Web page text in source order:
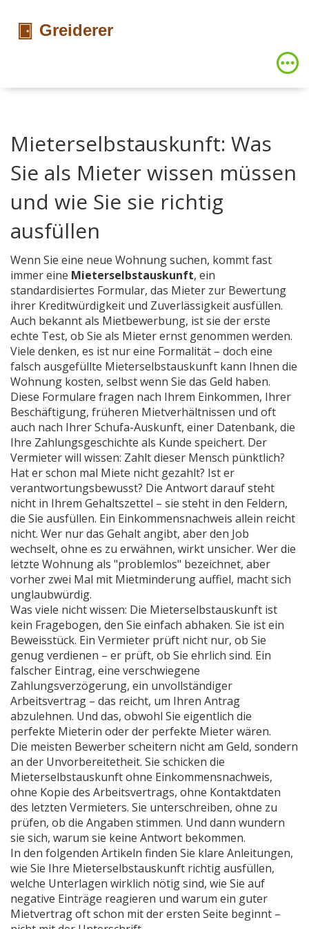
Mieterselbstauskunft: Was
Sie als Mieter wissen müssen
und wie Sie sie richtig
ausfüllen
Wenn Sie eine neue Wohnung suchen, kommt fast
immer eine Mieterselbstauskunft, ein
standardisiertes Formular, das Mieter zur Bewertung
ihrer Kreditwürdigkeit und Zuverlässigkeit ausfüllen.
Auch bekannt als Mietbewerbung, ist sie der erste
echte Test, ob Sie als Mieter ernst genommen werden.
Viele denken, es ist nur eine Formalität – doch eine
falsch ausgefüllte Mieterselbstauskunft kann Ihnen die
Wohnung kosten, selbst wenn Sie das Geld haben.
Diese Formulare fragen nach Ihrem Einkommen, Ihrer
Beschäftigung, früheren Mietverhältnissen und oft
auch nach IhrerSchufa-Auskunft, einer Datenbank, die
Ihre Zahlungsgeschichte als Kunde speichert. Der
Vermieter will wissen: Zahlt dieser Mensch pünktlich?
Hat er schon mal Miete nicht gezahlt? Ist er
verantwortungsbewusst? Die Antwort darauf steht
nicht in Ihrem Gehaltszettel – sie steht in den Feldern,
die Sie ausfüllen. Ein Einkommensnachweis allein reicht
nicht. Wer nur das Gehalt angibt, aber den Job
wechselt, ohne es zu erwähnen, wirkt unsicher. Wer die
letzte Wohnung als "problemlos" bezeichnet, aber
vorher zwei Mal mit Mietminderung auffiel, macht sich
unglaubwürdig.
Was viele nicht wissen: Die Mieterselbstauskunft ist
kein Fragebogen, den Sie einfach abhaken. Sie ist ein
Beweisstück. Ein Vermieter prüft nicht nur, ob Sie
genug verdienen – er prüft, ob Sie ehrlich sind. Ein
falscher Eintrag, eine verschwiegene
Zahlungsverzögerung, ein unvollständiger
Arbeitsvertrag – das reicht, um Ihren Antrag
abzulehnen. Und das, obwohl Sie eigentlich die
perfekte Mieterin oder der perfekte Mieter wären.
Die meisten Bewerber scheitern nicht am Geld, sondern
an der Unvorbereitetheit. Sie schicken die
Mieterselbstauskunft ohne Einkommensnachweis,
ohne Kopie des Arbeitsvertrags, ohne Kontaktdaten
des letzten Vermieters. Sie unterschreiben, ohne zu
prüfen, ob die Angaben stimmen. Und dann wundern
sie sich, warum sie keine Antwort bekommen.
In den folgenden Artikeln finden Sie klare Anleitungen,
wie Sie Ihre Mieterselbstauskunft richtig ausfüllen,
welche Unterlagen wirklich nötig sind, wie Sie auf
negative Einträge reagieren und warum ein guter
Mietvertrag oft schon mit der ersten Seite beginnt –